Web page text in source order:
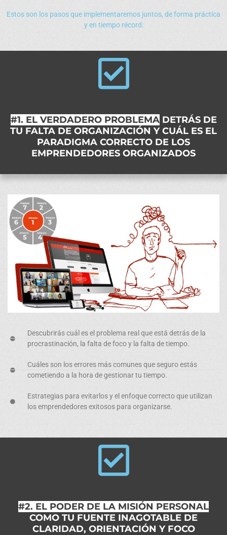
Estos son los pasos que implementaremos juntos, de forma práctica
y en tiempo récord:
#1. EL VERDADERO PROBLEMADETRÁS DE
TU FALTA DE ORGANIZACIÓN Y CUÁL ES EL
PARADIGMA CORRECTO DE LOS
EMPRENDEDORES ORGANIZADOS
Descubrirás cuál es el problema realque está detrás de la
procrastinación, la falta de foco y la falta de tiempo.
Cuáles son los errores más comunesque seguro estás
cometiendo a la hora de gestionar tu tiempo.
Estrategias para evitarlos yel enfoque correctoque utilizan
los emprendedores exitosos para organizarse.
#2. EL PODER DE LA MISIÓN PERSONAL
COMO TU FUENTE INAGOTABLE DE
CLARIDAD, ORIENTACIÓN Y FOCO